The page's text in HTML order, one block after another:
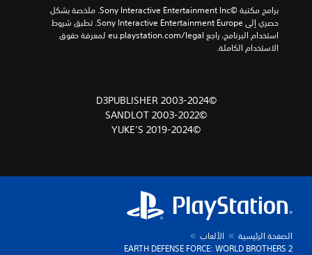
الاستخدام الكاملة.
©2003-2024 D3PUBLISHER
©2003-2022 SANDLOT
©2019-2024 YUKE’S
الصفحة الرئيسية
الألعاب
EARTH DEFENSE FORCE: WORLD BROTHERS 2